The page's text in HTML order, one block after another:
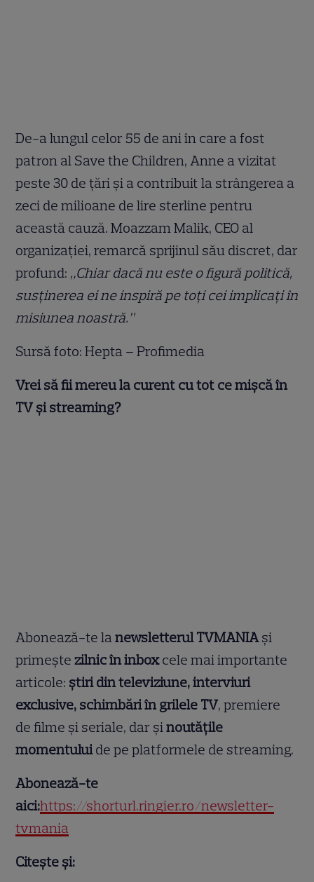
De-a lungul celor 55 de ani în care a fost
patron al Save the Children, Anne a vizitat
peste 30 de țări și a contribuit la strângerea a
zeci de milioane de lire sterline pentru
această cauză. Moazzam Malik, CEO al
organizației, remarcă sprijinul său discret, dar
profund: „Chiar dacă nu este o figură politică,
susținerea ei ne inspiră pe toți cei implicați în
misiunea noastră.”
Sursă foto: Hepta – Profimedia
Vrei să fii mereu la curent cu tot ce mișcă în
TV și streaming?
Abonează-te lanewsletterul TVMANIAși
primește zilnic în inboxcele mai importante
articole: știri din televiziune, interviuri
exclusive, schimbări în grilele TV, premiere
de filme și seriale, dar șinoutățile
momentuluide pe platformele de streaming.
Abonează-te
aici:https://shorturl.ringier.ro/newsletter-
tvmania
Citește și: